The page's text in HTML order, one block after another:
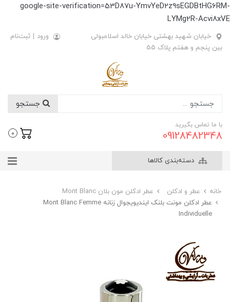
google-site-verification=53D87u-YmvYeD2z9sEGDBtHG6RM-
LYMg2R-Acvi8xVE
خیابان شهید بهشتی خیابان خالد اسلامبولی
بین پنجم و هفتم پلاک 55
ورود | ثبت‌نام
با ما تماس بگیرید
09128482348
0
دسته‌بندی کالاها
خانه عطر و ادکلن
عطر ادکلن مون بلان Mont Blanc
عطر ادکلن مونت بلنک ایندیویجوال زنانه Mont Blanc Femme
Individuelle